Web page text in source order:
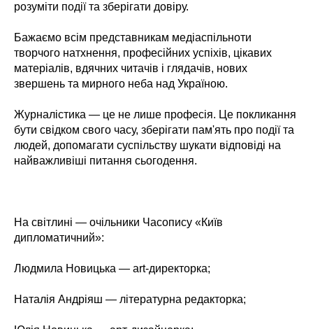
розуміти події та зберігати довіру.
Бажаємо всім представникам медіаспільноти
творчого натхнення, професійних успіхів, цікавих
матеріалів, вдячних читачів і глядачів, нових
звершень та мирного неба над Україною.
Журналістика — це не лише професія. Це покликання
бути свідком свого часу, зберігати пам'ять про події та
людей, допомагати суспільству шукати відповіді на
найважливіші питання сьогодення.
На світлині — очільники Часопису «Київ
дипломатичний»:
Людмила Новицька — art-директорка;
Наталія Андріяш — літературна редакторка;